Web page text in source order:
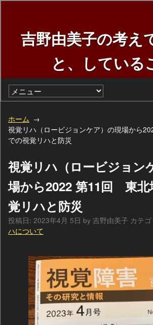
吉野由美子の考え
と、している
ホーム
視覚リハ（ロービジョンケア）の現場から
での視覚リハと防災
視覚リハ（ロービジョン
場から2022 第11回 東北
覚リハと防災
投稿日: 2023年4月 5日 by 吉野由美子 カテ
ハについて